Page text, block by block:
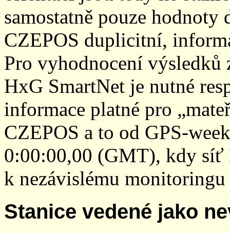
samostatně pouze
CZEPOS duplicitní,
Pro vyhodnocení
HxG SmartNet je nutné
informace platné pro
CZEPOS a to od GPS-
0:00:00,00 (GMT), kdy síť
k nezávislému
Stanice vedené jako